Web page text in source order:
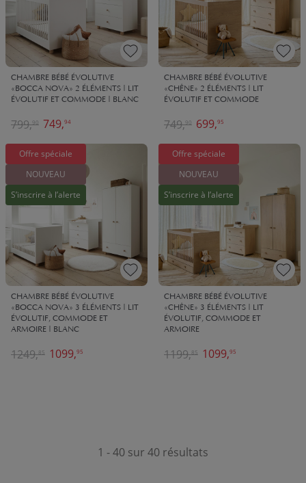
CHAMBRE BÉBÉ ÉVOLUTIVE
«BOCCA NOVA» 2 ÉLÉMENTS | LIT
ÉVOLUTIF ET COMMODE | BLANC
749,94
799,90
CHAMBRE BÉBÉ ÉVOLUTIVE
«CHÊNE» 2 ÉLÉMENTS | LIT
ÉVOLUTIF ET COMMODE
699,95
749,90
Offre spéciale
NOUVEAU
S’inscrire à l’alerte
CHAMBRE BÉBÉ ÉVOLUTIVE
«BOCCA NOVA» 3 ÉLÉMENTS | LIT
ÉVOLUTIF, COMMODE ET
ARMOIRE | BLANC
1099,95
1249,85
Offre spéciale
NOUVEAU
S’inscrire à l’alerte
CHAMBRE BÉBÉ ÉVOLUTIVE
«CHÊNE» 3 ÉLÉMENTS | LIT
ÉVOLUTIF, COMMODE ET
ARMOIRE
1099,95
1199,85
1 - 40 sur 40 résultats